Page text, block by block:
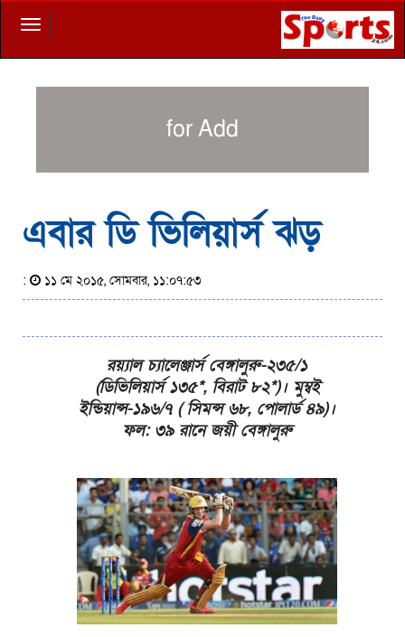
Toggle
navigation
for Add
এবার ডি ভিলিয়ার্স ঝড়
: ১১ মে ২০১৫, সোমবার, ১১:০৭:৫৩
রয়্যাল চ্যালেঞ্জার্স বেঙ্গালুরু-২৩৫/১
(ডিভিলিয়ার্স ১৩৫*, বিরাট ৮২*)। মুম্বই
ইন্ডিয়ান্স-১৯৬/৭ ( সিমন্স ৬৮, পোলার্ড ৪৯)।
ফল: ৩৯ রানে জয়ী বেঙ্গালুরু